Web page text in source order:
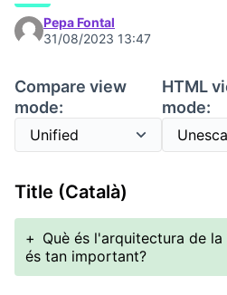
Pepa Fontal
31/08/2023 13:47
Compare view
mode:
HTML
mode:
Title (Català)
+ Què és l'arquitectura de
és tan important?